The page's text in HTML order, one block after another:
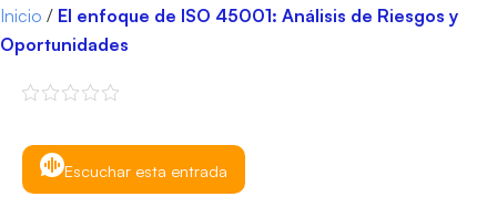
Inicio / El enfoque de ISO 45001: Análisis de Riesgos y
Oportunidades
Escuchar esta entrada